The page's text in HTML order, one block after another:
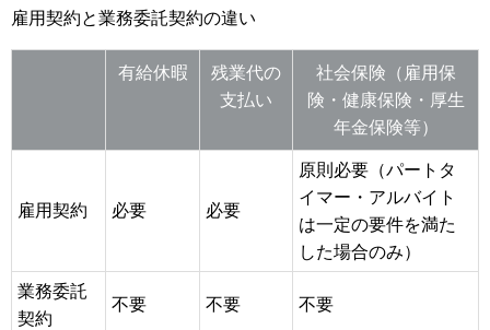
雇用契約と業務委託契約の違い
有給休暇
残業代の
支払い
社会保険（雇用保
険・健康保険・厚生
年金保険等）
雇用契約 必要 必要
原則必要（パートタ
イマー・アルバイト
は一定の要件を満た
した場合のみ）
業務委託
契約
不要 不要 不要